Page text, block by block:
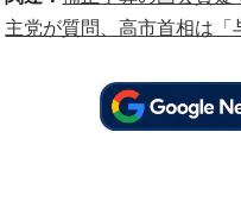
主党が質問、高市首相は